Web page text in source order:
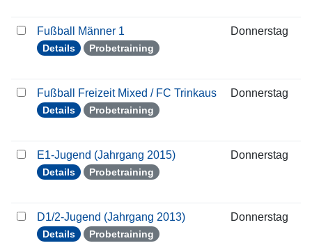
Fußball Männer 1
Details Probetraining
Donnerstag
Fußball Freizeit Mixed / FC Trinkaus
Details Probetraining
Donnerstag
E1-Jugend (Jahrgang 2015)
Details Probetraining
Donnerstag
D1/2-Jugend (Jahrgang 2013)
Details Probetraining
Donnerstag